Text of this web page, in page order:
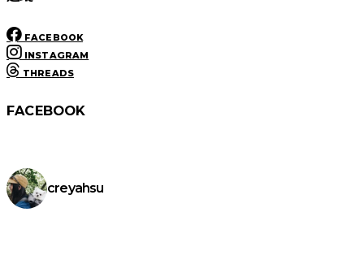
FACEBOOK
INSTAGRAM
THREADS
FACEBOOK
creyahsu